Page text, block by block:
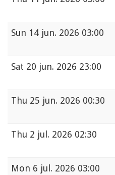
Sun 14 jun. 2026 03:00
Sat 20 jun. 2026 23:00
Thu 25 jun. 2026 00:30
Thu 2 jul. 2026 02:30
Mon 6 jul. 2026 03:00